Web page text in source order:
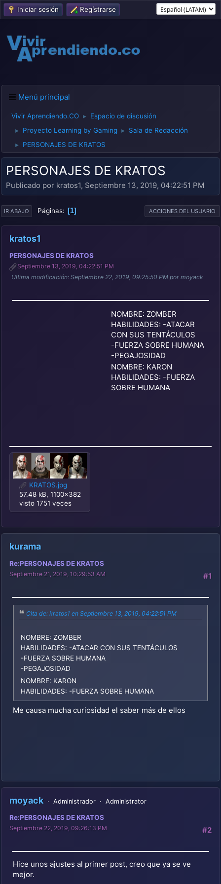
Iniciar sesión Regístrarse
Menú principal
Vivir Aprendiendo.CO ► Espacio de discusión
► Proyecto Learning by Gaming ► Sala de Redacción
► PERSONAJES DE KRATOS
PERSONAJES DE KRATOS
Publicado por kratos1, Septiembre 13, 2019, 04:22:51 PM
IR ABAJO Páginas 1 ACCIONES DEL USUARIO
kratos1
PERSONAJES DE KRATOS
Septiembre 13, 2019, 04:22:51 PM
Ultima modificación: Septiembre 22, 2019, 09:25:50 PM por moyack
NOMBRE: ZOMBER
HABILIDADES: -ATACAR
CON SUS TENTÁCULOS
-FUERZA SOBRE HUMANA
-PEGAJOSIDAD
NOMBRE: KARON
HABILIDADES: -FUERZA
SOBRE HUMANA
KRATOS.jpg
57.48 kB, 1100x382
visto 1751 veces
kurama
Re:PERSONAJES DE KRATOS
#1
Septiembre 21, 2019, 10:29:53 AM
Cita de: kratos1 en Septiembre 13, 2019, 04:22:51 PM
NOMBRE: ZOMBER
HABILIDADES: -ATACAR CON SUS TENTÁCULOS
-FUERZA SOBRE HUMANA
-PEGAJOSIDAD
NOMBRE: KARON
HABILIDADES: -FUERZA SOBRE HUMANA
Me causa mucha curiosidad el saber más de ellos
moyack Administrador Administrator
Re:PERSONAJES DE KRATOS
#2
Septiembre 22, 2019, 09:26:13 PM
Hice unos ajustes al primer post, creo que ya se ve
mejor.